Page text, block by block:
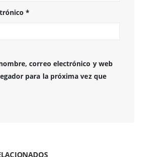
*
correo electrónico y web
para la próxima vez que